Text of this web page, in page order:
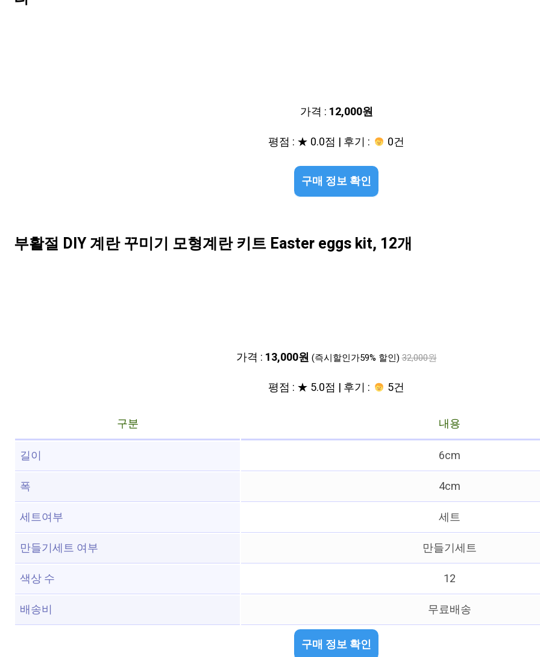
가격 : 12,000원
평점 : ★ 0.0점 | 후기 :
0건
구매 정보 확인
부활절 DIY 계란 꾸미기 모형계란 키트 Easter eggs kit, 12개
가격 : 13,000원 (즉시할인가59% 할인) 32,000원
평점 : ★ 5.0점 | 후기 : 5건
구분
내용
길이
6cm
폭
4cm
세트여부
세트
만들기세트 여부
만들기세트
색상 수
12
배송비
무료배송
구매 정보 확인